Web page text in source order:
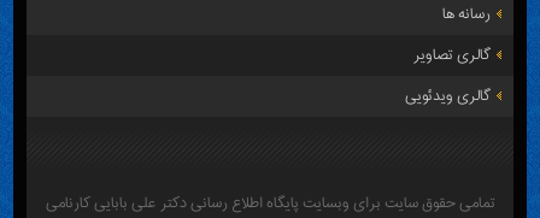
رسانه ها
گالری تصاویر
گالری ویدئویی
تمامی حقوق سایت برای وبسایت پایگاه اطلاع رسانی دکتر علی بابایی کارنامی